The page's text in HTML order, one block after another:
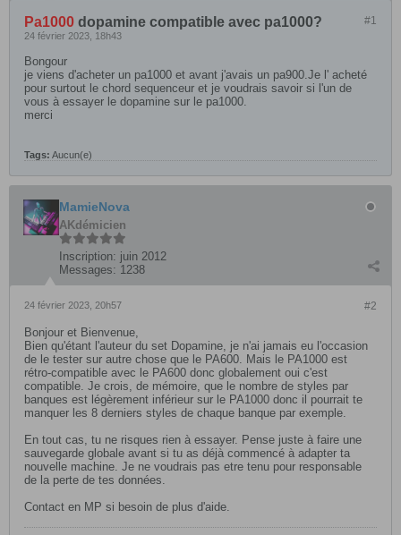
#1
Pa1000 dopamine compatible avec pa1000?
24 février 2023, 18h43
Bongour
je viens d'acheter un pa1000 et avant j'avais un pa900.Je l' acheté
pour surtout le chord sequenceur et je voudrais savoir si l'un de
vous à essayer le dopamine sur le pa1000.
merci
Tags: Aucun(e)
MamieNova
AKdémicien
Inscription: juin 2012
Messages: 1238
#2
24 février 2023, 20h57
Bonjour et Bienvenue,
Bien qu'étant l'auteur du set Dopamine, je n'ai jamais eu l'occasion
de le tester sur autre chose que le PA600. Mais le PA1000 est
rétro-compatible avec le PA600 donc globalement oui c'est
compatible. Je crois, de mémoire, que le nombre de styles par
banques est légèrement inférieur sur le PA1000 donc il pourrait te
manquer les 8 derniers styles de chaque banque par exemple.
En tout cas, tu ne risques rien à essayer. Pense juste à faire une
sauvegarde globale avant si tu as déjà commencé à adapter ta
nouvelle machine. Je ne voudrais pas etre tenu pour responsable
de la perte de tes données.
Contact en MP si besoin de plus d'aide.​